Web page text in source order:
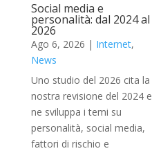
Social media e
personalità: dal 2024 al
2026
Ago 6, 2026 | Internet,
News
Uno studio del 2026 cita la
nostra revisione del 2024 e
ne sviluppa i temi su
personalità, social media,
fattori di rischio e